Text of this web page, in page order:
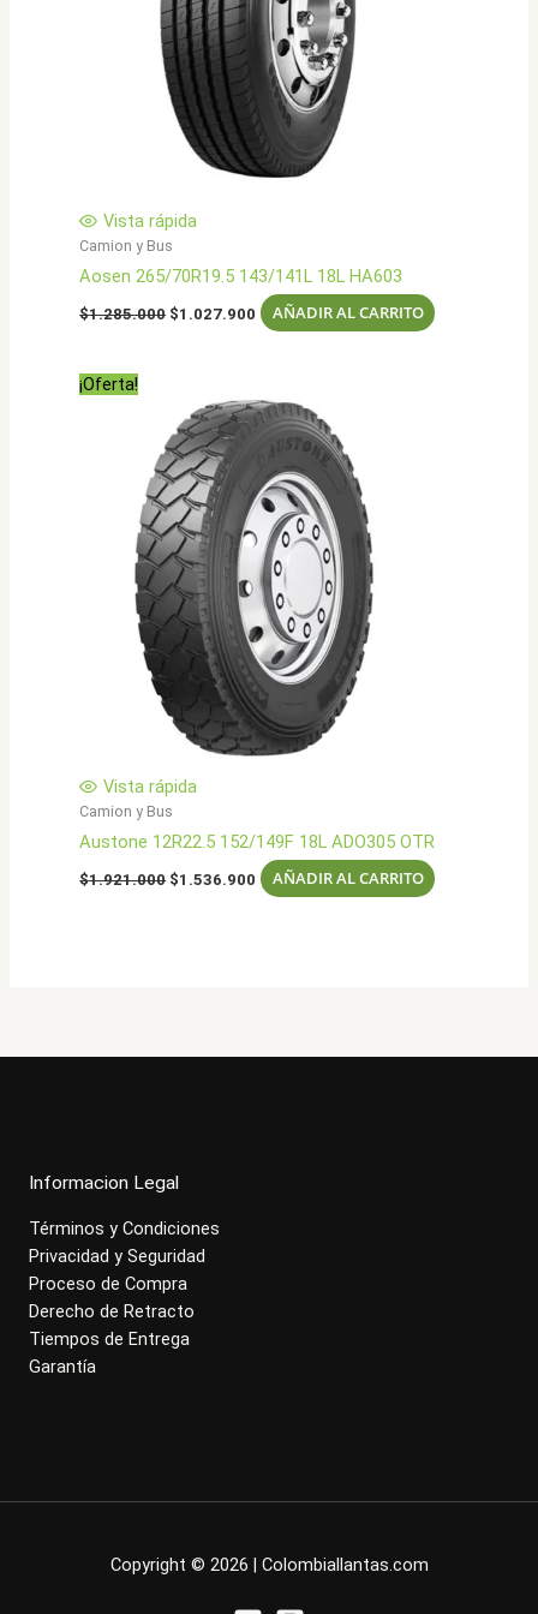
Vista rápida
Camion y Bus
Aosen 265/70R19.5 143/141L 18L HA603
$1.285.000 El
$1.027.900 El
precio
AÑADIR AL CARRITO
¡Oferta!
Vista rápida
Camion y Bus
Austone 12R22.5 152/149F 18L ADO305 OTR
$1.921.000 El
$1.536.900 El
precio
AÑADIR AL CARRITO
Informacion Legal
Términos y Condiciones
Privacidad y Seguridad
Proceso de Compra
Derecho de Retracto
Tiempos de Entrega
Garantía
Copyright © 2026 | Colombiallantas.com